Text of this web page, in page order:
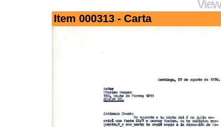
Item 000313 - Carta